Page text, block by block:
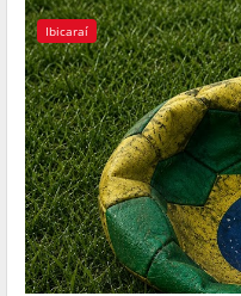
Ibicaraí